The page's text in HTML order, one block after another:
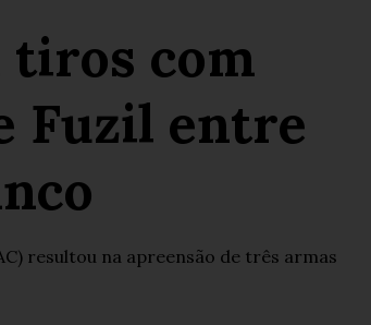
tiros com
Fuzil entre
resultou na apreensão de três armas